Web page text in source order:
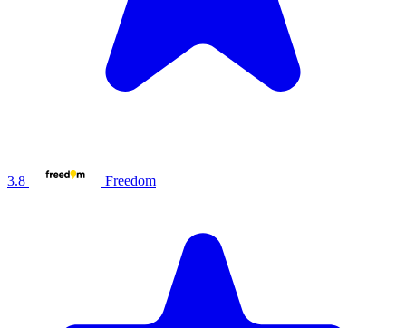
3.8 Freedom